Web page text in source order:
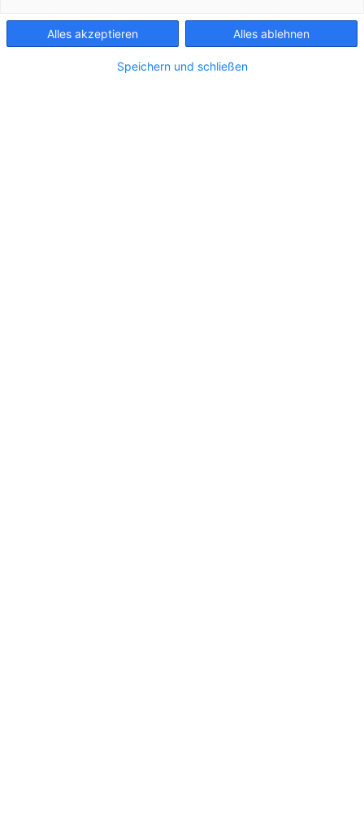
Alles akzeptieren Alles ablehnen
Speichern und schließen